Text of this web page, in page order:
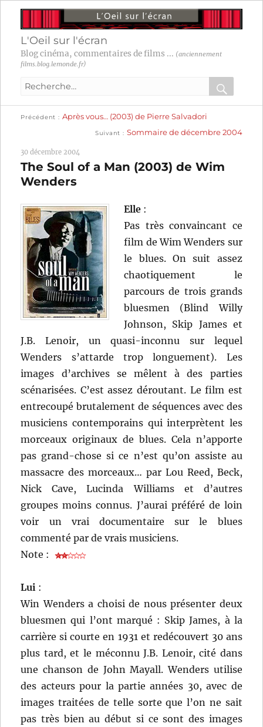
L'Oeil sur l'écran
Blog cinéma, commentaires de films ... (anciennement
films.blog.lemonde.fr)
Recherche
:
OK
Navigation
l’article
Précédent
précédente :
Après vous… (2003) de Pierre Salvadori
Suivant
suivante :
Sommaire de décembre 2004
30 décembre 2004
The Soul of a Man (2003) de Wim
Wenders
Elle :
Pas très convaincant ce
film de Wim Wenders sur
le blues. On suit assez
chaotiquement le
parcours de trois grands
bluesmen (Blind Willy
Johnson, Skip James et
J.B. Lenoir, un quasi-inconnu sur lequel
Wenders s’attarde trop longuement). Les
images d’archives se mêlent à des parties
scénarisées. C’est assez déroutant. Le film est
entrecoupé brutalement de séquences avec des
musiciens contemporains qui interprètent les
morceaux originaux de blues. Cela n’apporte
pas grand-chose si ce n’est qu’on assiste au
massacre des morceaux… par Lou Reed, Beck,
Nick Cave, Lucinda Williams et d’autres
groupes moins connus. J’aurai préféré de loin
voir un vrai documentaire sur le blues
commenté par de vrais musiciens.
Note :
Lui :
Win Wenders a choisi de nous présenter deux
bluesmen qui l’ont marqué : Skip James, à la
carrière si courte en 1931 et redécouvert 30 ans
plus tard, et le méconnu J.B. Lenoir, cité dans
une chanson de John Mayall. Wenders utilise
des acteurs pour la partie années 30, avec de
images traitées de telle sorte que l’on ne sait
pas très bien au début si ce sont des images